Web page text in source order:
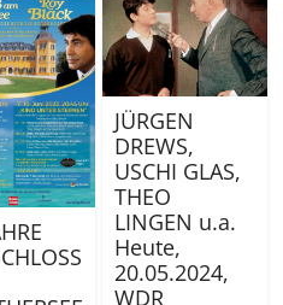
JÜRGEN
DREWS,
USCHI GLAS,
THEO
LINGEN u.a.
Heute,
20.05.2024,
WDR